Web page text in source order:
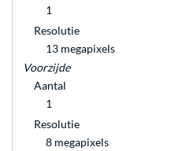
1
Resolutie
13 megapixels
Voorzijde
Aantal
1
Resolutie
8 megapixels